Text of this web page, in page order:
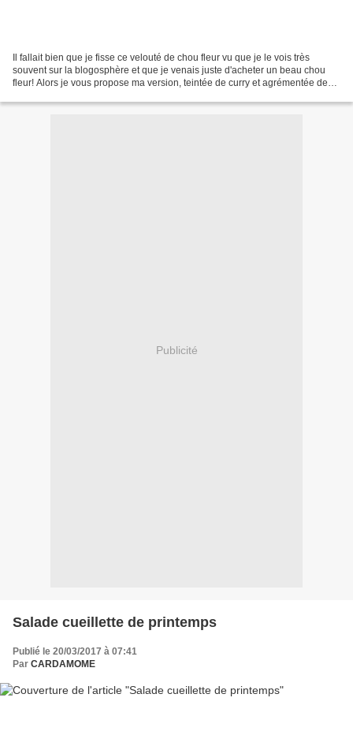
Il fallait bien que je fisse ce velouté de chou fleur vu que je le vois très
souvent sur la blogosphère et que je venais juste d'acheter un beau chou
fleur! Alors je vous propose ma version, teintée de curry et agrémentée de
Publicité
Salade cueillette de printemps
Publié le 20/03/2017 à 07:41
Par CARDAMOME